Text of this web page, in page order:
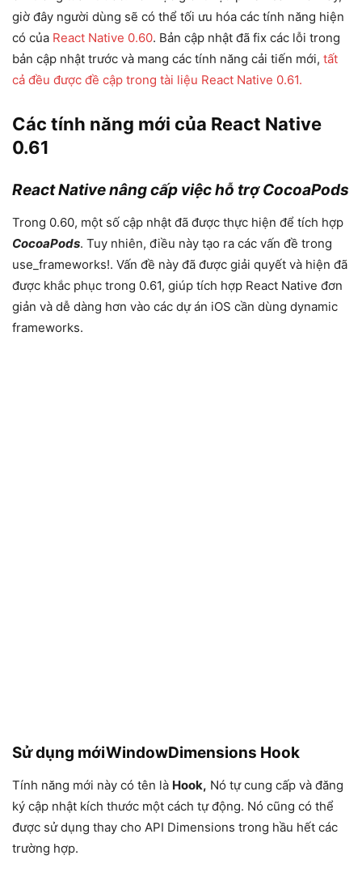
giờ đây người dùng sẽ có thể tối ưu hóa các tính năng hiện
có của React Native 0.60. Bản cập nhật đã fix các lỗi trong
bản cập nhật trước và mang các tính năng cải tiến mới, tất
cả đều được đề cập trong tài liệu React Native 0.61.
Các tính năng mới của React Native
0.61
React Native nâng cấp việc hỗ trợ CocoaPods
Trong 0.60, một số cập nhật đã được thực hiện để tích hợp
CocoaPods. Tuy nhiên, điều này tạo ra các vấn đề trong
use_frameworks!. Vấn đề này đã được giải quyết và hiện đã
được khắc phục trong 0.61, giúp tích hợp React Native đơn
giản và dễ dàng hơn vào các dự án iOS cần dùng dynamic
frameworks.
Sử dụng mớiWindowDimensions Hook
Tính năng mới này có tên là Hook, Nó tự cung cấp và đăng
ký cập nhật kích thước một cách tự động. Nó cũng có thể
được sử dụng thay cho API Dimensions trong hầu hết các
trường hợp.